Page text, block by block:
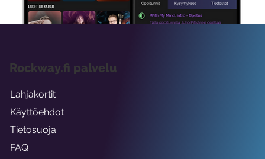
Rockway.fi palvelu
Lahjakortit
Käyttöehdot
Tietosuoja
FAQ